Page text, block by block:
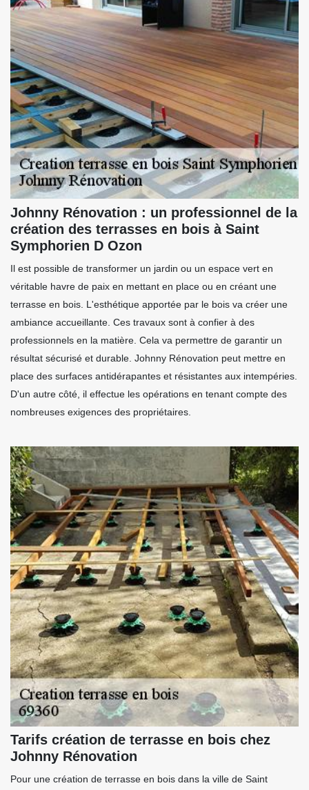
Johnny Rénovation : un professionnel de la
création des terrasses en bois à Saint
Symphorien D Ozon
Il est possible de transformer un jardin ou un espace vert en
véritable havre de paix en mettant en place ou en créant une
terrasse en bois. L'esthétique apportée par le bois va créer une
ambiance accueillante. Ces travaux sont à confier à des
professionnels en la matière. Cela va permettre de garantir un
résultat sécurisé et durable. Johnny Rénovation peut mettre en
place des surfaces antidérapantes et résistantes aux intempéries.
D'un autre côté, il effectue les opérations en tenant compte des
nombreuses exigences des propriétaires.
Tarifs création de terrasse en bois chez
Johnny Rénovation
Pour une création de terrasse en bois dans la ville de Saint